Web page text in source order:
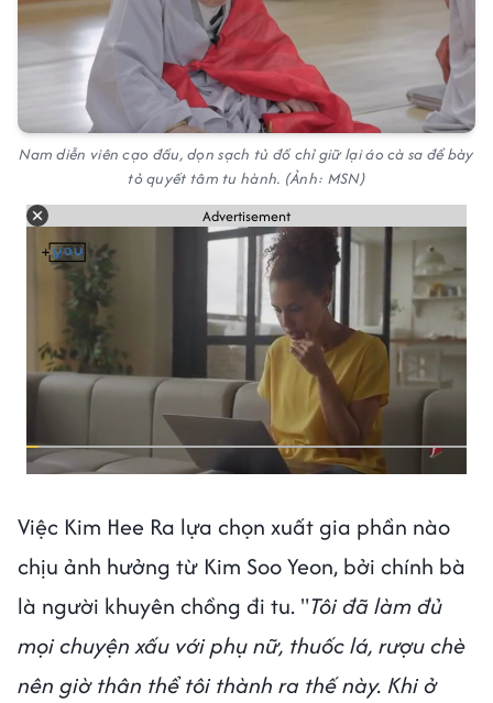
Nam diễn viên cạo đầu, dọn sạch tủ đồ chỉ giữ lại áo cà sa để bày
tỏ quyết tâm tu hành. (Ảnh: MSN)
Advertisement
Việc Kim Hee Ra lựa chọn xuất gia phần nào
chịu ảnh hưởng từ Kim Soo Yeon, bởi chính bà
là người khuyên chồng đi tu. "Tôi đã làm đủ
mọi chuyện xấu với phụ nữ, thuốc lá, rượu chè
nên giờ thân thể tôi thành ra thế này. Khi ở